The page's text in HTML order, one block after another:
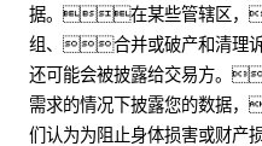
据。在某些管辖区，
组、合并或破产和清理
还可能会被披露给交易方。
需求的情况下披露您的数据
们认为为阻止身体损害或财产